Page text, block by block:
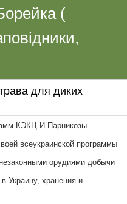
(
для диких
КЭКЦ И.Парникозы
всеукраинской программы
орудиями добычи
Украину, хранения и